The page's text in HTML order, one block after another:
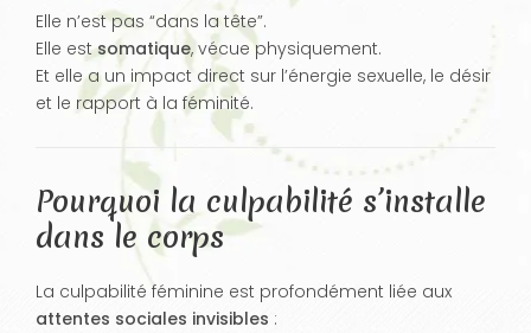
Elle n’est pas “dans la tête”.
Elle estsomatique, vécue physiquement.
Et elle a un impact direct sur l’énergie sexuelle, le désir
et le rapport à la féminité.
Pourquoi la culpabilité s’installe
dans le corps
La culpabilité féminine est profondément liée aux
attentes sociales invisibles :